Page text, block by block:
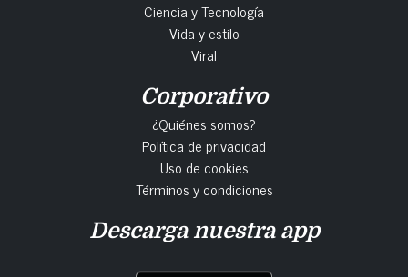
Ciencia y Tecnología
Vida y estilo
Viral
Corporativo
¿Quiénes somos?
Política de privacidad
Uso de cookies
Términos y condiciones
Descarga nuestra app